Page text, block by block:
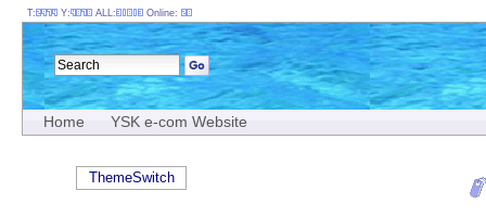
Home YSK e-com Website
T: Y: ALL: Online:
ThemeSwitch